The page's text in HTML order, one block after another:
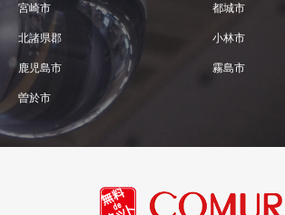
宮崎市 都城市
北諸県郡 小林市
鹿児島市 霧島市
曽於市